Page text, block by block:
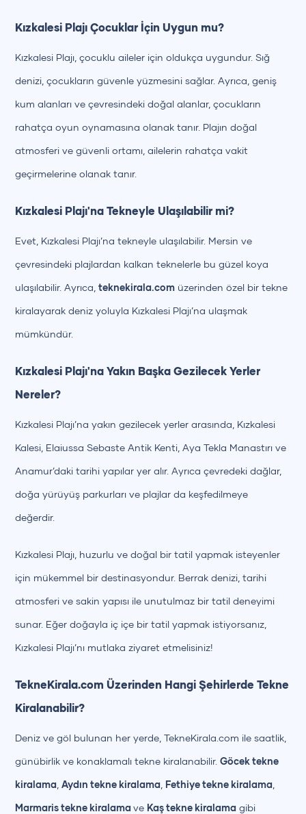
Kızkalesi Plajı Çocuklar İçin Uygun mu?
Kızkalesi Plajı, çocuklu aileler için oldukça uygundur. Sığ
denizi, çocukların güvenle yüzmesini sağlar. Ayrıca, geniş
kum alanları ve çevresindeki doğal alanlar, çocukların
rahatça oyun oynamasına olanak tanır. Plajın doğal
atmosferi ve güvenli ortamı, ailelerin rahatça vakit
geçirmelerine olanak tanır.
Kızkalesi Plajı'na Tekneyle Ulaşılabilir mi?
Evet, Kızkalesi Plajı’na tekneyle ulaşılabilir. Mersin ve
çevresindeki plajlardan kalkan teknelerle bu güzel koya
ulaşılabilir. Ayrıca,teknekirala.com üzerinden özel bir tekne
kiralayarak deniz yoluyla Kızkalesi Plajı’na ulaşmak
mümkündür.
Kızkalesi Plajı'na Yakın Başka Gezilecek Yerler
Nereler?
Kızkalesi Plajı’na yakın gezilecek yerler arasında, Kızkalesi
Kalesi, Elaiussa Sebaste Antik Kenti, Aya Tekla Manastırı ve
Anamur’daki tarihi yapılar yer alır. Ayrıca çevredeki dağlar,
doğa yürüyüş parkurları ve plajlar da keşfedilmeye
değerdir.
Kızkalesi Plajı, huzurlu ve doğal bir tatil yapmak isteyenler
için mükemmel bir destinasyondur. Berrak denizi, tarihi
atmosferi ve sakin yapısı ile unutulmaz bir tatil deneyimi
sunar. Eğer doğayla iç içe bir tatil yapmak istiyorsanız,
Kızkalesi Plajı’nı mutlaka ziyaret etmelisiniz!
TekneKirala.com Üzerinden Hangi Şehirlerde Tekne
Kiralanabilir?
Deniz ve göl bulunan her yerde, TekneKirala.com ile saatlik,
günübirlik ve konaklamalı tekne kiralanabilir.Göcek tekne
kiralama ,Aydın tekne kiralama Fethiye tekne kiralama
Marmaris tekne kiralamave Kaş tekne kiralama gibi